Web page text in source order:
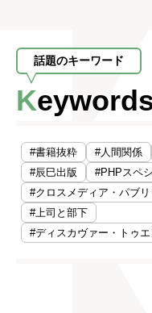
話題のキーワード
#書籍抜粋 #人間関係
#辰巳出版
#PHPスペ
#クロスメディア・パブ
#上司と部下
#ディスカヴァー・トゥ